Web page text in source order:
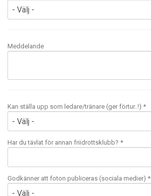
Meddelande
Kan ställa upp som ledare/tränare (ger förtur..!) *
Har du tävlat för annan friidrottsklubb? *
Godkänner att foton publiceras (sociala medier) *